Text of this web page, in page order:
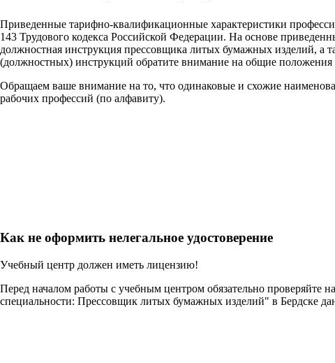
Приведенные тарифно-квалификационные характеристики
143 Трудового кодекса Российской Федерации. На основе
должностная инструкция прессовщика литых бумажных изделий, а
(должностных) инструкций обратите внимание на общие
Обращаем ваше внимание на то, что одинаковые и схожие
рабочих профессий (по алфавиту).
Как не оформить нелегальное удостоверение
Учебный центр должен иметь лицензию!
Перед началом работы с учебным центром обязательно
специальности: Прессовщик литых бумажных изделий" в Бердске